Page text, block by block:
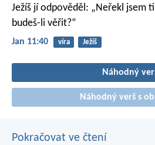
Ježíš jí odpověděl: „Neřekl jsem
budeš-li věřit?“
Jan 11:40 víra Ježíš
Náhodný
Náhodný verš s
Pokračovat ve čtení